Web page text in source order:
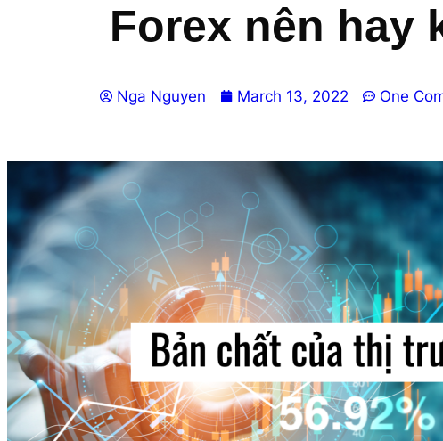
Forex nên hay
Nga Nguyen March 13, 2022 One